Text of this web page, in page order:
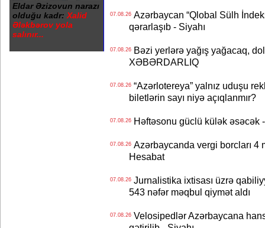
Eldar Əzizovun narazı
olduğu kadr: Xalid
Ələkbərov yola
salınır...
07.08.26Azərbaycan “Qlobal Sülh
qərarlaşıb - Siyahı
07.08.26Bəzi yerlərə yağış yağacaq,
XƏBƏRDARLIQ
07.08.26“Azərlotereya” yalnız uduşu
biletlərin sayı niyə açıqlanmır?
07.08.26Həftəsonu güclü külək əsəcək
07.08.26Azərbaycanda vergi borcları 4
Hesabat
07.08.26Jurnalistika ixtisası üzrə
543 nəfər məqbul qiymət aldı
07.08.26Velosipedlər Azərbaycana